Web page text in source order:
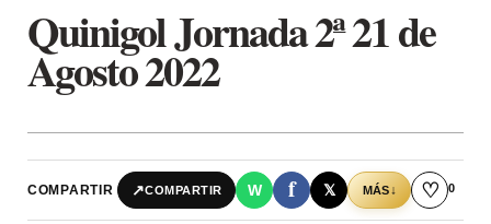
Quinigol Jornada 2ª 21 de
Agosto 2022
COMPARTIR ↗COMPARTIR W f 𝕏 MÁS↓ ♡ 0